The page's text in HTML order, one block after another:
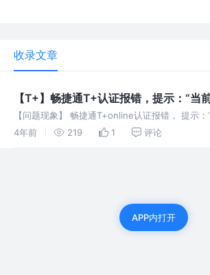
收录文章
【T+】畅捷通T+认证报错，提示：“当
效，无法进行企业认证”。
【问题现象】 畅捷通T+online认证报错， 提示
效，无法进行企业认证”。
4年前 219 1 评论
APP内打开